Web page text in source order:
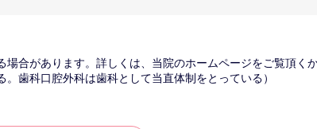
合があります。詳しくは、当院のホームページをご覧頂く
歯科口腔外科は歯科として当直体制をとっている）